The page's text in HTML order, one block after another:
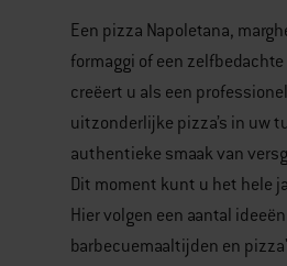
Een pizza Napoletana,
formaggi of een
creëert u als een
uitzonderlijke pizza’s in uw
authentieke smaak van
Dit moment kunt u het hele
Hier volgen een aantal
barbecuemaaltijden en